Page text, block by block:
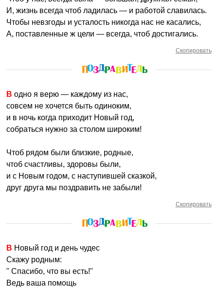
И, жизнь всегда чтоб ладилась — и работой славилась.
Чтобы невзгоды и усталость никогда нас не касались,
А, поставленные ж цели — всегда, чтоб достигались.
Скопировать
В одно я верю — каждому из нас,
совсем не хочется быть одиноким,
и в ночь когда приходит Новый год,
собраться нужно за столом широким!
Чтоб рядом были близкие, родные,
чтоб счастливы, здоровы были,
и с Новым годом, с наступившей сказкой,
друг друга мы поздравить не забыли!
Скопировать
В Новый год и день чудес
Скажу родным:
" Спасибо, что вы есть!"
Ведь ваша помощь